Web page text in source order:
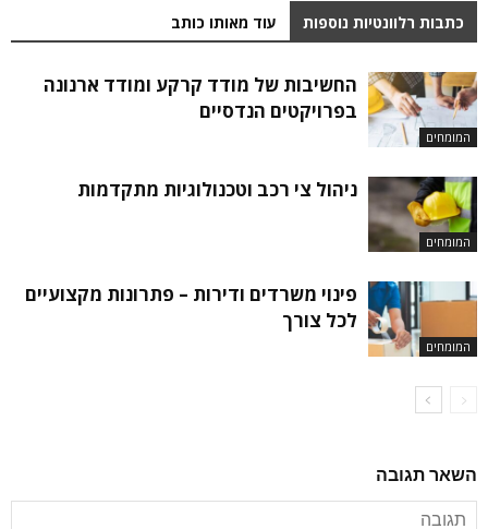
כתבות רלוונטיות נוספות עוד מאותו כותב
המומחים
החשיבות של מודד קרקע ומודד ארנונה
בפרויקטים הנדסיים
המומחים
ניהול צי רכב וטכנולוגיות מתקדמות
המומחים
פינוי משרדים ודירות – פתרונות מקצועיים
לכל צורך
השאר תגובה